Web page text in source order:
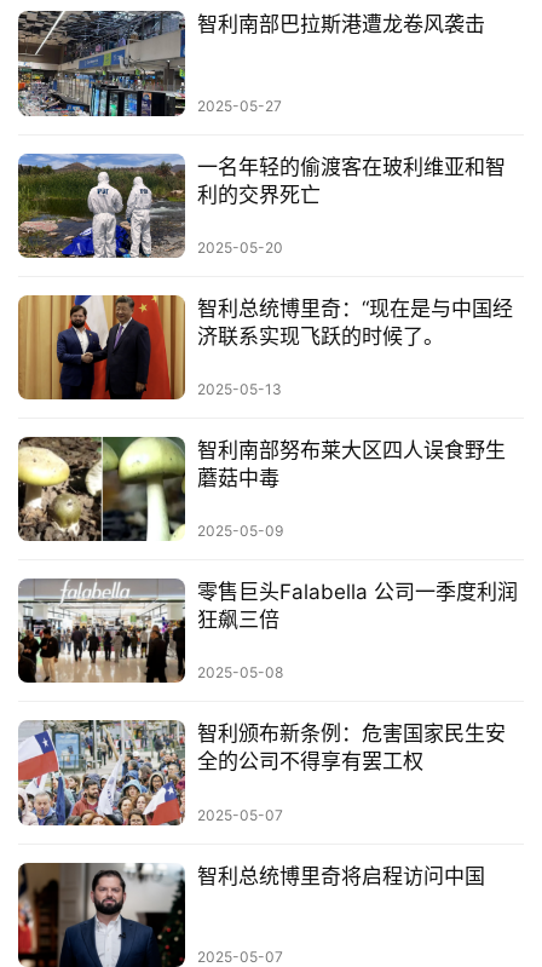
智利南部巴拉斯港遭龙卷风袭击
2025-05-27
一名年轻的偷渡客在玻利维亚和智
利的交界死亡
2025-05-20
智利总统博里奇：“现在是与中国经
济联系实现飞跃的时候了。
2025-05-13
智利南部努布莱大区四人误食野生
蘑菇中毒
2025-05-09
零售巨头Falabella 公司一季度利润
狂飙三倍
2025-05-08
智利颁布新条例：危害国家民生安
全的公司不得享有罢工权
2025-05-07
智利总统博里奇将启程访问中国
2025-05-07